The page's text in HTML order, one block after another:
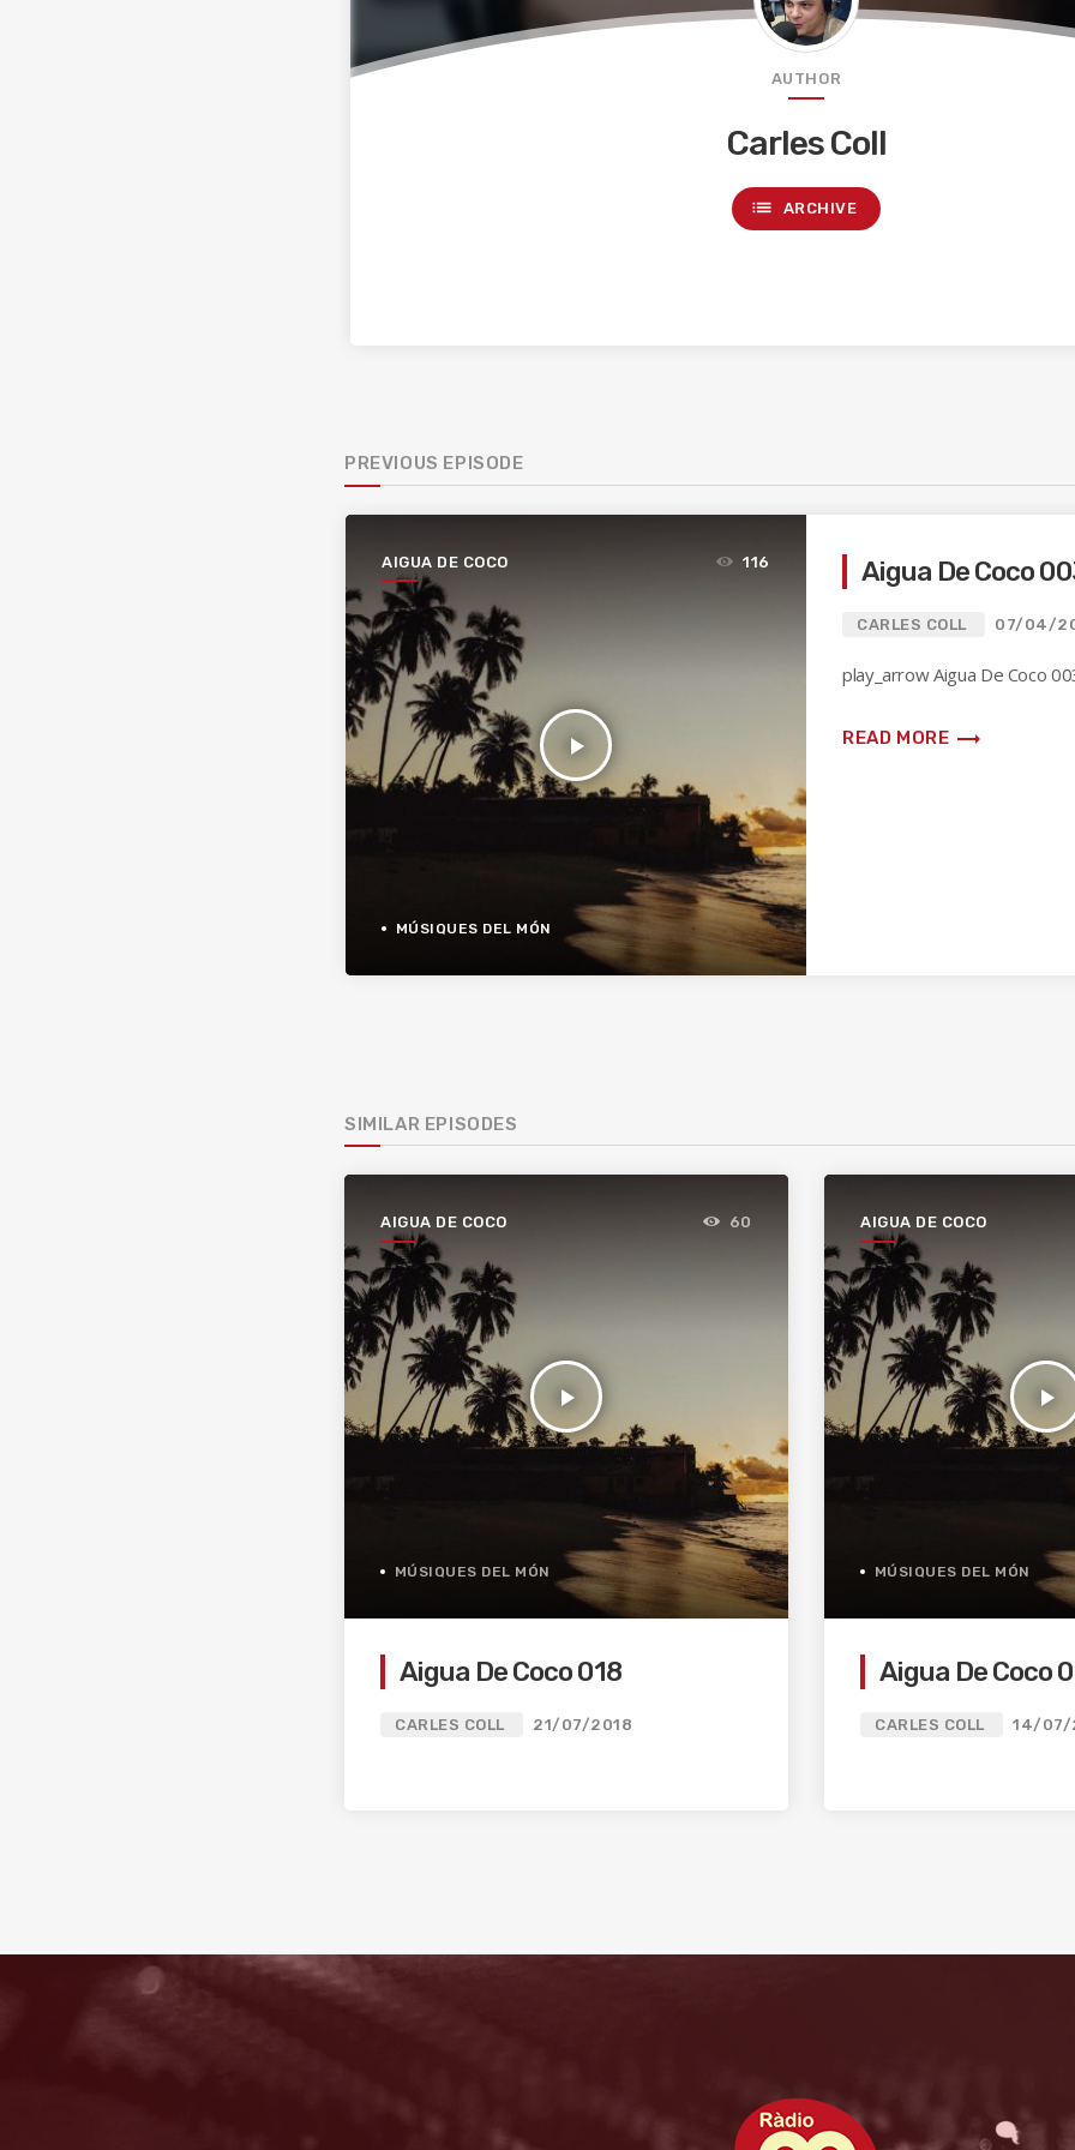
AUTHOR
Carles Coll
list ARCHIVE
PREVIOUS EPISODE
AIGUA DE COCO
play_arrow
116
MÚSIQUES DEL MÓN
Aigua De Coco
CARLES COLL 07/04/
play_arrow Aigua De Coco
READ MORE trending_flat
SIMILAR EPISODES
AIGUA DE COCO
play_arrow
60
MÚSIQUES DEL MÓN
Aigua De Coco 018
CARLES COLL 21/07/2018
AIGUA DE COCO
play_arrow
MÚSIQUES DEL MÓN
Aigua De Coco
CARLES COLL 14/07/